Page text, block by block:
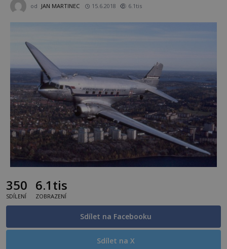
od JAN MARTINEC 15.6.2018 6.1tis
350
SDÍLENÍ
6.1tis
ZOBRAZENÍ
Sdílet na Facebooku
Sdílet na X